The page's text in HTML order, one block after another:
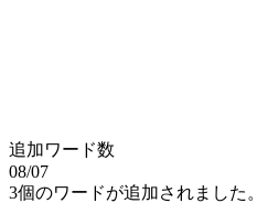
追加ワード数
08/07
3個のワードが追加されました。